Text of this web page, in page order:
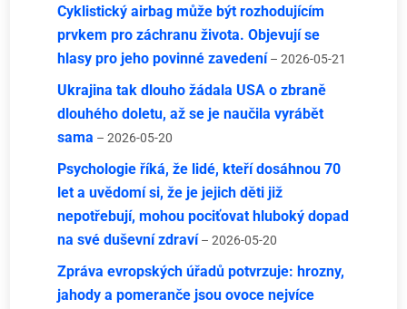
Cyklistický airbag může být rozhodujícím
prvkem pro záchranu života. Objevují se
hlasy pro jeho povinné zavedení – 2026-05-21
Ukrajina tak dlouho žádala USA o zbraně
dlouhého doletu, až se je naučila vyrábět
sama – 2026-05-20
Psychologie říká, že lidé, kteří dosáhnou 70
let a uvědomí si, že je jejich děti již
nepotřebují, mohou pociťovat hluboký dopad
na své duševní zdraví – 2026-05-20
Zpráva evropských úřadů potvrzuje: hrozny,
jahody a pomeranče jsou ovoce nejvíce